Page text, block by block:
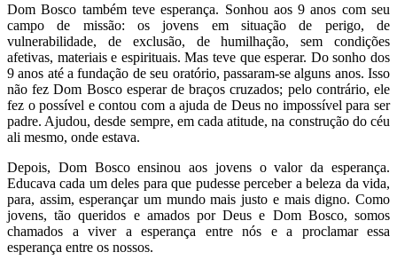
Dom Bosco também teve esperança. Sonhou aos 9 anos com seu
campo de missão: os jovens em situação de perigo, de
vulnerabilidade, de exclusão, de humilhação, sem condições
afetivas, materiais e espirituais. Mas teve que esperar. Do sonho dos
9 anos até a fundação de seu oratório, passaram-se alguns anos. Isso
não fez Dom Bosco esperar de braços cruzados; pelo contrário, ele
fez o possível e contou com a ajuda de Deus no impossível para ser
padre. Ajudou, desde sempre, em cada atitude, na construção do céu
ali mesmo, onde estava.
Depois, Dom Bosco ensinou aos jovens o valor da esperança.
Educava cada um deles para que pudesse perceber a beleza da vida,
para, assim, esperançar um mundo mais justo e mais digno. Como
jovens, tão queridos e amados por Deus e Dom Bosco, somos
chamados a viver a esperança entre nós e a proclamar essa
esperança entre os nossos.